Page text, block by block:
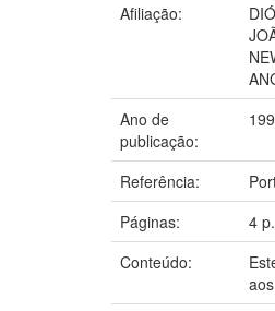
Afiliação:
Ano de
publicação:
Referência:
Páginas:
4 p.
Conteúdo: